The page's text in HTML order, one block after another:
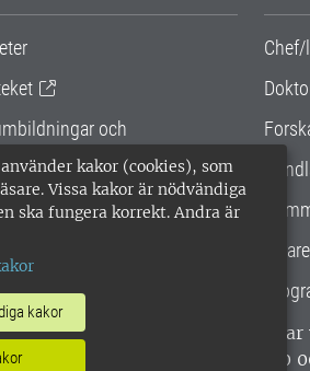
kakor (cookies), som
Vissa kakor är nödvändiga
ska fungera korrekt. Andra är
kakor
och
verksamhetsstödet
Chef/
Sveriges lantbruksuniversitet,
ISO 14001. •
Telefon: 018-67 10